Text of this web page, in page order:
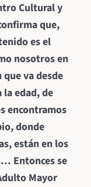
Cultural y
que,
es el
nosotros en
va desde
edad, de
encontramos
donde
están en los
Entonces se
Mayor